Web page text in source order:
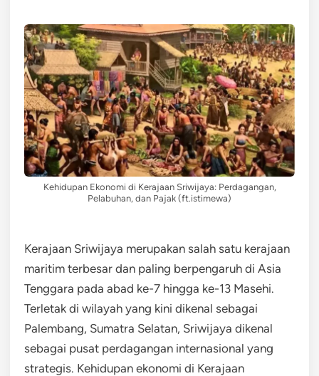
Kehidupan Ekonomi di Kerajaan Sriwijaya: Perdagangan,
Pelabuhan, dan Pajak (ft.istimewa)
Kerajaan Sriwijaya merupakan salah satu kerajaan
maritim terbesar dan paling berpengaruh di Asia
Tenggara pada abad ke-7 hingga ke-13 Masehi.
Terletak di wilayah yang kini dikenal sebagai
Palembang, Sumatra Selatan, Sriwijaya dikenal
sebagai pusat perdagangan internasional yang
strategis. Kehidupan ekonomi di Kerajaan